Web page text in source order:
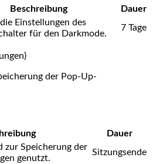
Beschreibung
Dauer
Einstellungen des
für den Darkmode.
7 Tage
der Pop-Up-
Dauer
zur Speicherung der
genutzt.
Sitzungsende